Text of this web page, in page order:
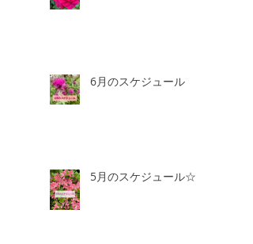
6月のスケジュール
5月のスケジュール☆